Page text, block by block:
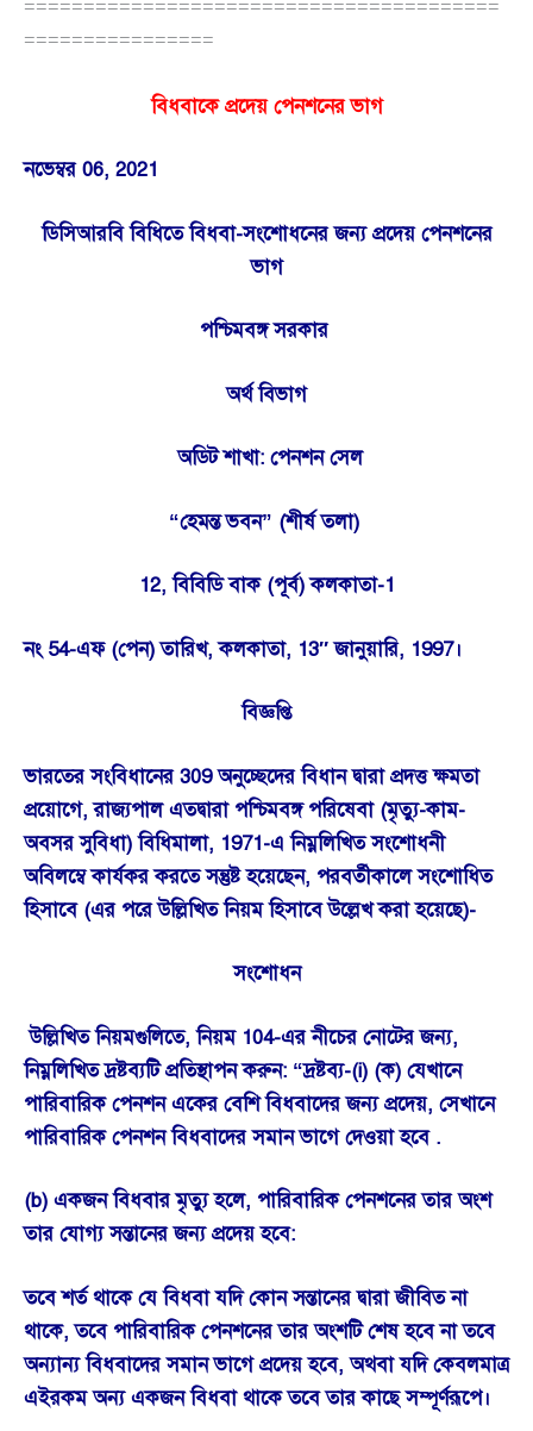
========================================
================
বিধবাকে প্রদেয় পেনশনের ভাগ
নভেম্বর 06, 2021
ডিসিআরবি বিধিতে বিধবা-সংশোধনের জন্য প্রদেয় পেনশনের
ভাগ
পশ্চিমবঙ্গ সরকার
অর্থ বিভাগ
অডিট শাখা: পেনশন সেল
“হেমন্ত ভবন” (শীর্ষ তলা)
12, বিবিডি বাক (পূর্ব) কলকাতা-1
নং 54-এফ (পেন) তারিখ, কলকাতা, 13″ জানুয়ারি, 1997।
বিজ্ঞপ্তি
ভারতের সংবিধানের 309 অনুচ্ছেদের বিধান দ্বারা প্রদত্ত ক্ষমতা
প্রয়োগে, রাজ্যপাল এতদ্বারা পশ্চিমবঙ্গ পরিষেবা (মৃত্যু-কাম-
অবসর সুবিধা) বিধিমালা, 1971-এ নিম্নলিখিত সংশোধনী
অবিলম্বে কার্যকর করতে সন্তুষ্ট হয়েছেন, পরবর্তীকালে সংশোধিত
হিসাবে (এর পরে উল্লিখিত নিয়ম হিসাবে উল্লেখ করা হয়েছে)-
সংশোধন
উল্লিখিত নিয়মগুলিতে, নিয়ম 104-এর নীচের নোটের জন্য,
নিম্নলিখিত দ্রষ্টব্যটি প্রতিস্থাপন করুন: “দ্রষ্টব্য-(i) (ক) যেখানে
পারিবারিক পেনশন একের বেশি বিধবাদের জন্য প্রদেয়, সেখানে
পারিবারিক পেনশন বিধবাদের সমান ভাগে দেওয়া হবে .
(b) একজন বিধবার মৃত্যু হলে, পারিবারিক পেনশনের তার অংশ
তার যোগ্য সন্তানের জন্য প্রদেয় হবে:
তবে শর্ত থাকে যে বিধবা যদি কোন সন্তানের দ্বারা জীবিত না
থাকে, তবে পারিবারিক পেনশনের তার অংশটি শেষ হবে না তবে
অন্যান্য বিধবাদের সমান ভাগে প্রদেয় হবে, অথবা যদি কেবলমাত্র
এইরকম অন্য একজন বিধবা থাকে তবে তার কাছে সম্পূর্ণরূপে।